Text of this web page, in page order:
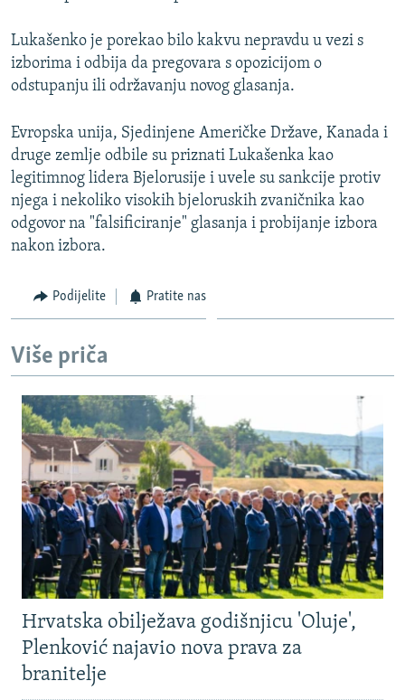
Lukašenko je porekao bilo kakvu nepravdu u vezi s
izborima i odbija da pregovara s opozicijom o
odstupanju ili održavanju novog glasanja.
Evropska unija, Sjedinjene Američke Države, Kanada i
druge zemlje odbile su priznati Lukašenka kao
legitimnog lidera Bjelorusije i uvele su sankcije protiv
njega i nekoliko visokih bjeloruskih zvaničnika kao
odgovor na "falsificiranje" glasanja i probijanje izbora
nakon izbora.
Podijelite Pratite nas
Više priča
Hrvatska obilježava godišnjicu 'Oluje',
Plenković najavio nova prava za
branitelje